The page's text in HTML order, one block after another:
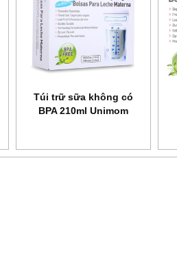
Túi trữ sữa không có
BPA 210ml Unimom